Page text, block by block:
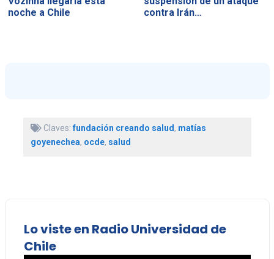
noche a Chile
contra Irán…
Claves:fundación creando salud, matías
goyenechea, ocde, salud
Lo viste en Radio Universidad de
Chile